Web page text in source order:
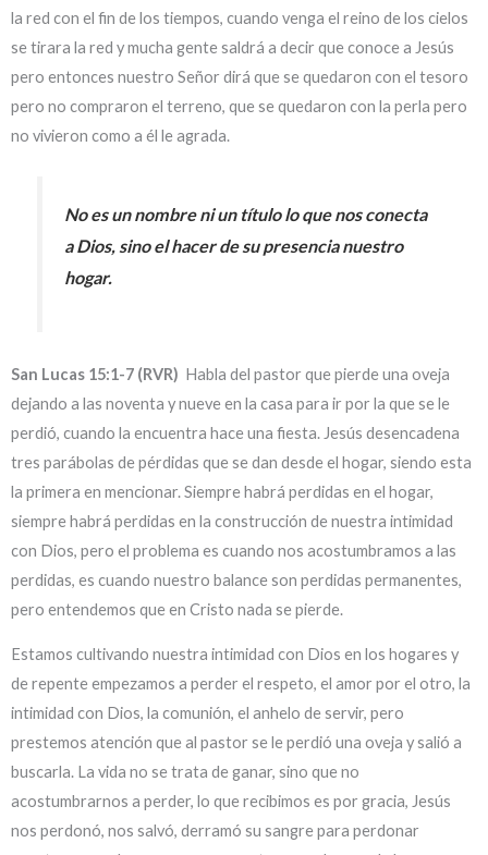
la red con el fin de los tiempos, cuando venga el reino de los cielos
se tirara la red y mucha gente saldrá a decir que conoce a Jesús
pero entonces nuestro Señor dirá que se quedaron con el tesoro
pero no compraron el terreno, que se quedaron con la perla pero
no vivieron como a él le agrada.
No es un nombre ni un título lo que nos conecta
a Dios, sino el hacer de su presencia nuestro
hogar.
San Lucas 15:1-7 (RVR) Habla del pastor que pierde una oveja
dejando a las noventa y nueve en la casa para ir por la que se le
perdió, cuando la encuentra hace una fiesta. Jesús desencadena
tres parábolas de pérdidas que se dan desde el hogar, siendo esta
la primera en mencionar. Siempre habrá perdidas en el hogar,
siempre habrá perdidas en la construcción de nuestra intimidad
con Dios, pero el problema es cuando nos acostumbramos a las
perdidas, es cuando nuestro balance son perdidas permanentes,
pero entendemos que en Cristo nada se pierde.
Estamos cultivando nuestra intimidad con Dios en los hogares y
de repente empezamos a perder el respeto, el amor por el otro, la
intimidad con Dios, la comunión, el anhelo de servir, pero
prestemos atención que al pastor se le perdió una oveja y salió a
buscarla. La vida no se trata de ganar, sino que no
acostumbrarnos a perder, lo que recibimos es por gracia, Jesús
nos perdonó, nos salvó, derramó su sangre para perdonar